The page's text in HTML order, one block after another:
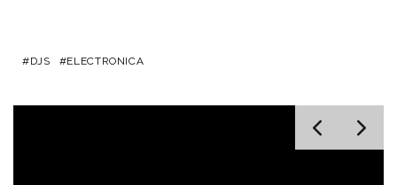
DJS ELECTRONICA